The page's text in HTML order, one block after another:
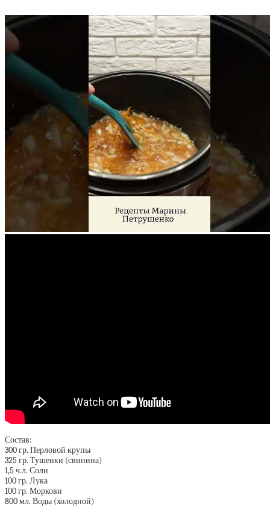
Состав:
300 гр. Перловой крупы
325 гр. Тушенки (свинина)
1,5 ч.л. Соли
100 гр. Лука
100 гр. Моркови
800 мл. Воды (холодной)